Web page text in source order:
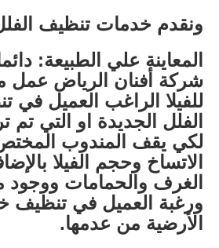
ونقدم خدمات تنظيف
المعاينة علي الطبيعة:
شركة أفنان الرياض عمل
للفيلا الراغب العميل في
الفلل الجديدة او التي تم
لكي يقف المندوب
الاتساخ وحجم الفيلا
الغرف والحمامات
ورغبة العميل في تنظيف
الأرضية من عدمها.